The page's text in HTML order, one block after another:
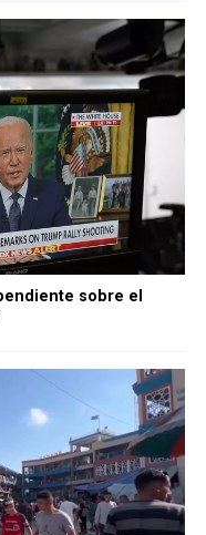
sobre el